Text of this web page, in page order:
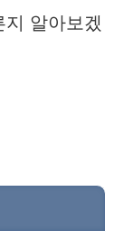
알아보겠